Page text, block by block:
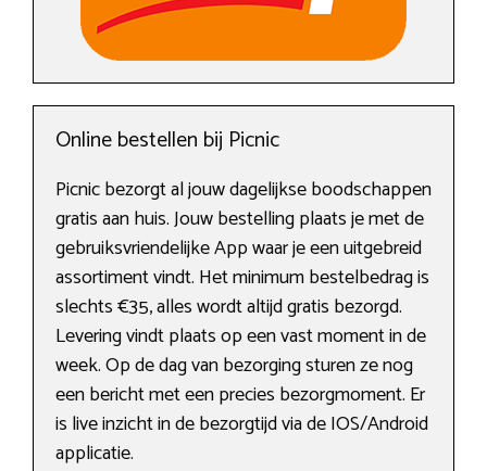
Online bestellen bij Picnic
Picnic bezorgt al jouw dagelijkse boodschappen
gratis aan huis. Jouw bestelling plaats je met de
gebruiksvriendelijke App waar je een uitgebreid
assortiment vindt. Het minimum bestelbedrag is
slechts €35, alles wordt altijd gratis bezorgd.
Levering vindt plaats op een vast moment in de
week. Op de dag van bezorging sturen ze nog
een bericht met een precies bezorgmoment. Er
is live inzicht in de bezorgtijd via de IOS/Android
applicatie.